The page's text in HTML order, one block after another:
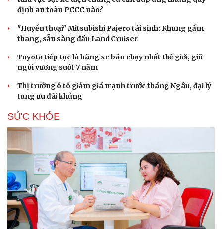
Du lịch
Tư vấn
Podcast
Câu chuyện thời sự
định an toàn PCCC nào?
"Huyền thoại" Mitsubishi Pajero tái sinh: Khung gầm
thang, sẵn sàng đấu Land Cruiser
Toyota tiếp tục là hãng xe bán chạy nhất thế giới, giữ
ngôi vương suốt 7 năm
Thị trường ô tô giảm giá mạnh trước tháng Ngâu, đại lý
tung ưu đãi khủng
SỨC KHỎE